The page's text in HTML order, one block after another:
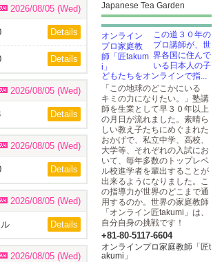
2026/08/05 (Wed)
Details
Details
2026/08/05 (Wed)
Details
2026/08/05 (Wed)
Details
2026/08/05 (Wed)
Details
2026/08/05 (Wed)
Japanese Tea Garden
この道３０年の
プロ講師が、世
界各国に住んで
いる日本人の子
どもたちをオンラインで指...
「この地球のどこかにいる
キミの力になりたい。」塾講
師を生業として早３０年以上
の月日が流れました。素晴ら
しい教え子たちにめぐまれた
おかげで、私立中学、高校、
大学等、それぞれの入試にお
いて、毎年多数のトップレベ
ル校進学者を輩出することが
出来るようになりました。こ
の指導力が世界のどこまで通
用するのか。世界の家庭教師
「オンライン匠takumi」は、
自分自身の挑戦です！
+81-80-5117-6604
オンラインプロ家庭教師「匠t
akumi」